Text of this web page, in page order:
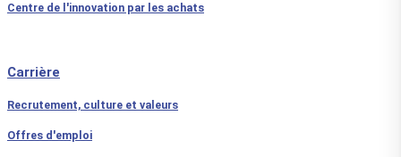
Centre de l'innovation par les achats
Carrière
Recrutement, culture et valeurs
Offres d'emploi